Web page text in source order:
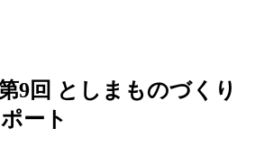
9回 としまものづくり
ート